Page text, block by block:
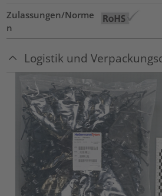
Zulassungen/Norme
n
Logistik und